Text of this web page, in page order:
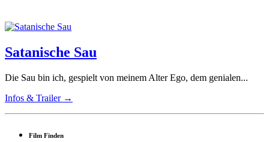
Satanische Sau
Die Sau bin ich, gespielt von meinem Alter Ego, dem genialen...
Infos & Trailer →
Film Finden